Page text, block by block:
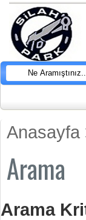
Anasayfa
Arama
Arama